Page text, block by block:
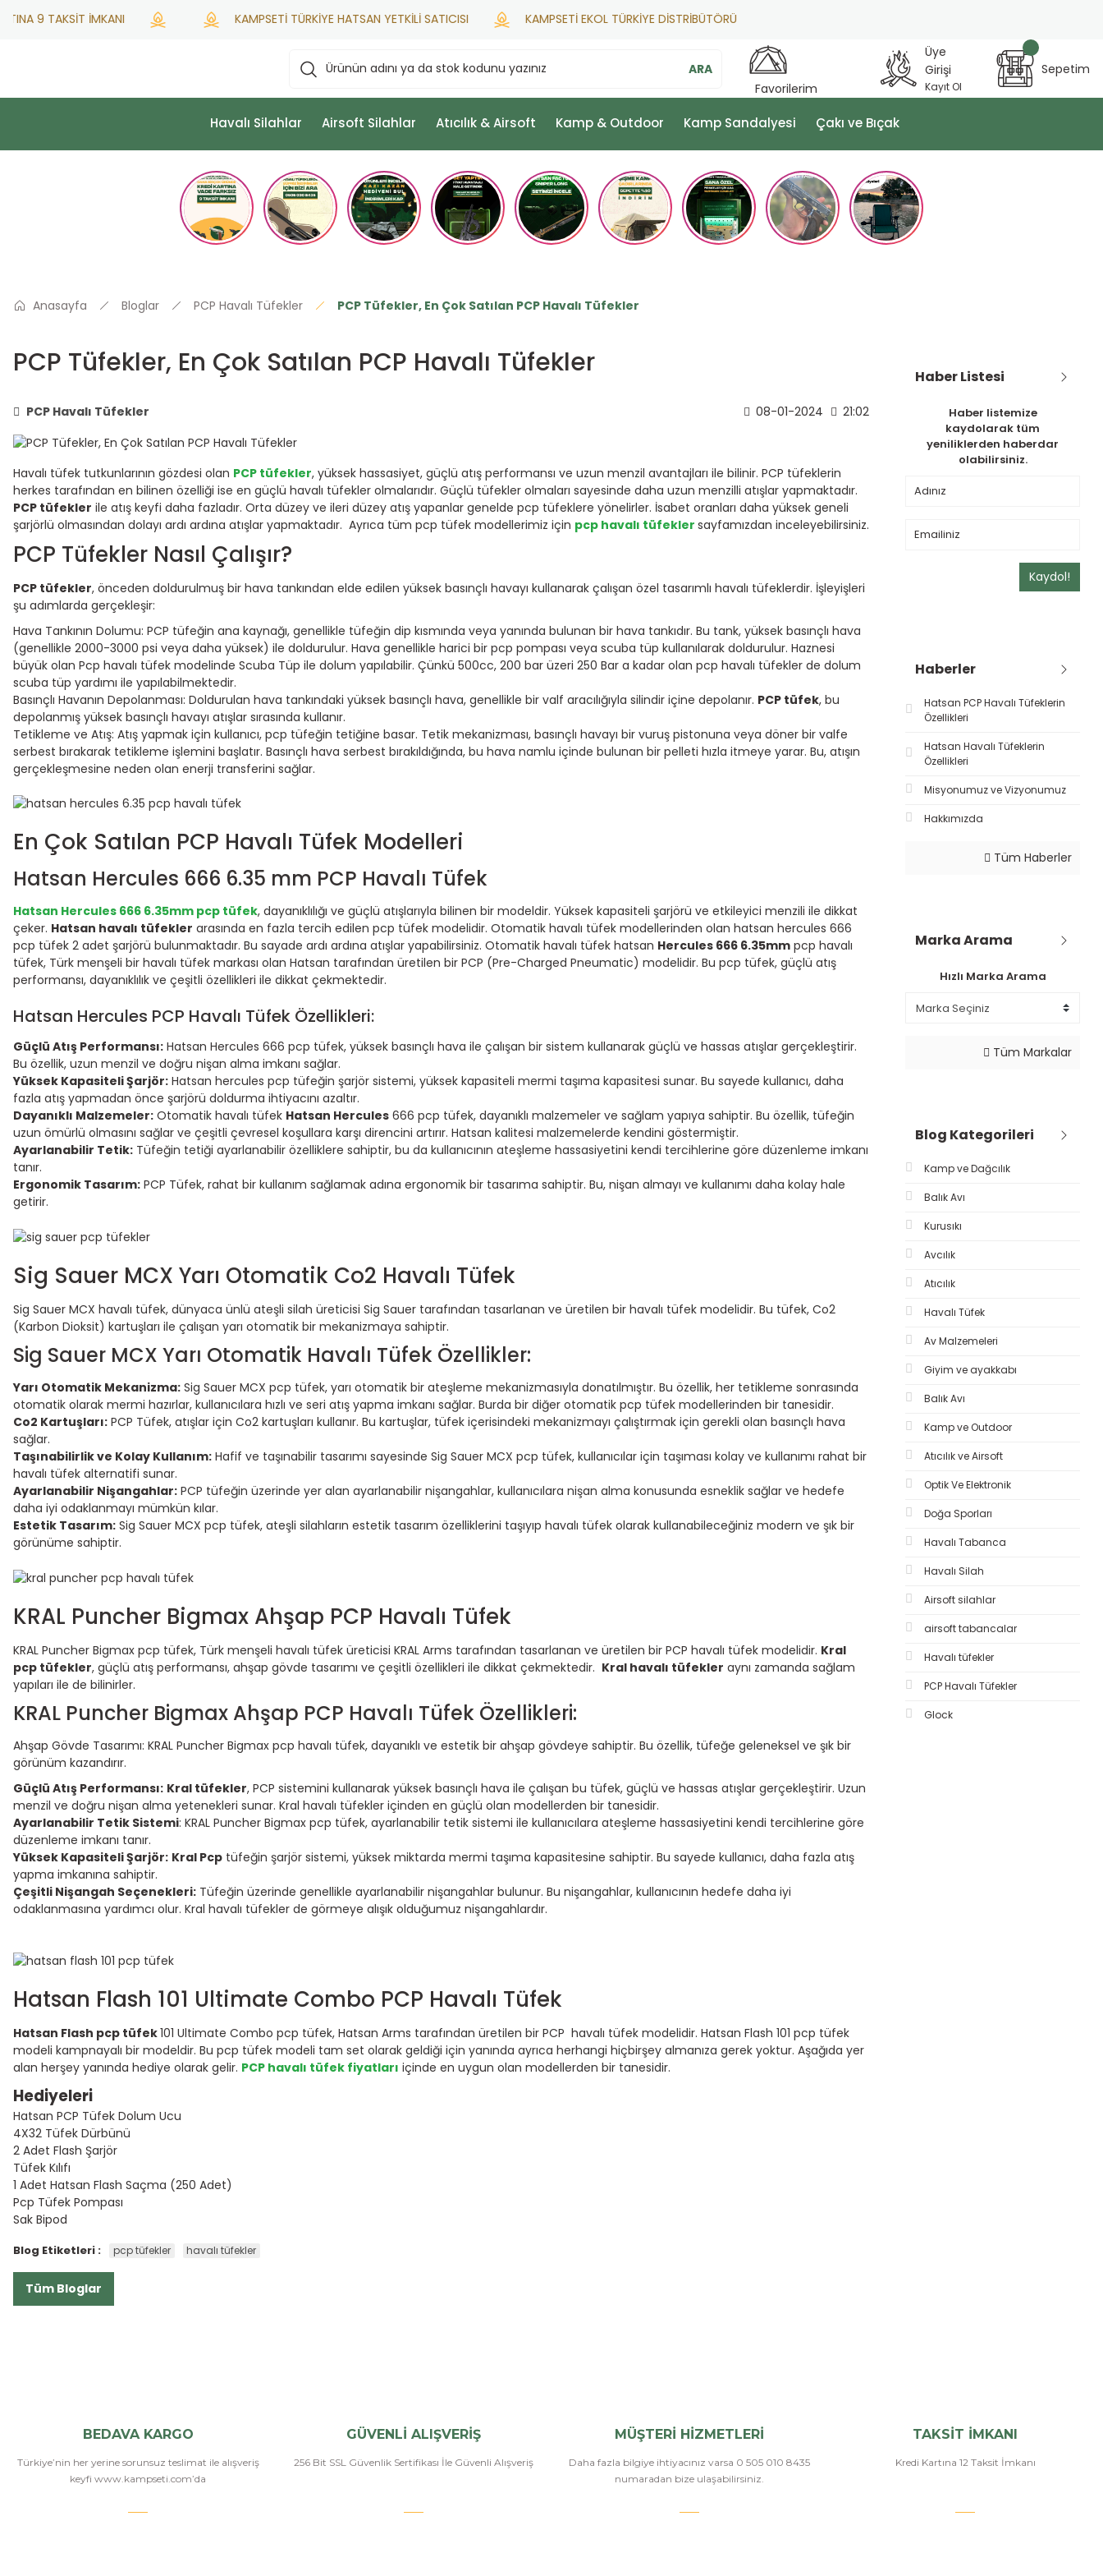
TAKSİT İMKANI KAMPSETİ TÜRKİYE HATSAN YETKİLİ SATICISI KAMPSETİ EKOL TÜRKİYE DİSTRİBÜTÖRÜ
ARA
Favorilerim
Üye
Girişi
Kayıt Ol
Sepetim
Havalı Silahlar Airsoft Silahlar Atıcılık & Airsoft Kamp & Outdoor Kamp Sandalyesi Çakı ve Bıçak
Anasayfa Bloglar PCP Havalı Tüfekler PCP Tüfekler, En Çok Satılan PCP Havalı Tüfekler
PCP Tüfekler, En Çok Satılan PCP Havalı Tüfekler
PCP Havalı Tüfekler 08-01-2024 21:02
Havalı tüfek tutkunlarının gözdesi olan PCP tüfekler, yüksek hassasiyet, güçlü atış performansı ve uzun menzil avantajları ile bilinir. PCP tüfeklerin
herkes tarafından en bilinen özelliği ise en güçlü havalı tüfekler olmalarıdır. Güçlü tüfekler olmaları sayesinde daha uzun menzilli atışlar yapmaktadır.
PCP tüfekler ile atış keyfi daha fazladır. Orta düzey ve ileri düzey atış yapanlar genelde pcp tüfeklere yönelirler. İsabet oranları daha yüksek geneli
şarjörlü olmasından dolayı ardı ardına atışlar yapmaktadır. Ayrıca tüm pcp tüfek modellerimiz için pcp havalı tüfekler sayfamızdan inceleyebilirsiniz.
PCP Tüfekler Nasıl Çalışır?
PCP tüfekler, önceden doldurulmuş bir hava tankından elde edilen yüksek basınçlı havayı kullanarak çalışan özel tasarımlı havalı tüfeklerdir. İşleyişleri
şu adımlarda gerçekleşir:
Hava Tankının Dolumu: PCP tüfeğin ana kaynağı, genellikle tüfeğin dip kısmında veya yanında bulunan bir hava tankıdır. Bu tank, yüksek basınçlı hava
(genellikle 2000-3000 psi veya daha yüksek) ile doldurulur. Hava genellikle harici bir pcp pompası veya scuba tüp kullanılarak doldurulur. Haznesi
büyük olan Pcp havalı tüfek modelinde Scuba Tüp ile dolum yapılabilir. Çünkü 500cc, 200 bar üzeri 250 Bar a kadar olan pcp havalı tüfekler de dolum
scuba tüp yardımı ile yapılabilmektedir.
Basınçlı Havanın Depolanması: Doldurulan hava tankındaki yüksek basınçlı hava, genellikle bir valf aracılığıyla silindir içine depolanır. PCP tüfek, bu
depolanmış yüksek basınçlı havayı atışlar sırasında kullanır.
Tetikleme ve Atış: Atış yapmak için kullanıcı, pcp tüfeğin tetiğine basar. Tetik mekanizması, basınçlı havayı bir vuruş pistonuna veya döner bir valfe
serbest bırakarak tetikleme işlemini başlatır. Basınçlı hava serbest bırakıldığında, bu hava namlu içinde bulunan bir pelleti hızla itmeye yarar. Bu, atışın
gerçekleşmesine neden olan enerji transferini sağlar.
En Çok Satılan PCP Havalı Tüfek Modelleri
Hatsan Hercules 666 6.35 mm PCP Havalı Tüfek
Hatsan Hercules 666 6.35mm pcp tüfek, dayanıklılığı ve güçlü atışlarıyla bilinen bir modeldir. Yüksek kapasiteli şarjörü ve etkileyici menzili ile dikkat
çeker. Hatsan havalı tüfekler arasında en fazla tercih edilen pcp tüfek modelidir. Otomatik havalı tüfek modellerinden olan hatsan hercules 666
pcp tüfek 2 adet şarjörü bulunmaktadır. Bu sayade ardı ardına atışlar yapabilirsiniz. Otomatik havalı tüfek hatsan Hercules 666 6.35mm pcp havalı
tüfek, Türk menşeli bir havalı tüfek markası olan Hatsan tarafından üretilen bir PCP (Pre-Charged Pneumatic) modelidir. Bu pcp tüfek, güçlü atış
performansı, dayanıklılık ve çeşitli özellikleri ile dikkat çekmektedir.
Hatsan Hercules PCP Havalı Tüfek Özellikleri:
Güçlü Atış Performansı: Hatsan Hercules 666 pcp tüfek, yüksek basınçlı hava ile çalışan bir sistem kullanarak güçlü ve hassas atışlar gerçekleştirir.
Bu özellik, uzun menzil ve doğru nişan alma imkanı sağlar.
Yüksek Kapasiteli Şarjör: Hatsan hercules pcp tüfeğin şarjör sistemi, yüksek kapasiteli mermi taşıma kapasitesi sunar. Bu sayede kullanıcı, daha
fazla atış yapmadan önce şarjörü doldurma ihtiyacını azaltır.
Dayanıklı Malzemeler: Otomatik havalı tüfek Hatsan Hercules 666 pcp tüfek, dayanıklı malzemeler ve sağlam yapıya sahiptir. Bu özellik, tüfeğin
uzun ömürlü olmasını sağlar ve çeşitli çevresel koşullara karşı direncini artırır. Hatsan kalitesi malzemelerde kendini göstermiştir.
Ayarlanabilir Tetik: Tüfeğin tetiği ayarlanabilir özelliklere sahiptir, bu da kullanıcının ateşleme hassasiyetini kendi tercihlerine göre düzenleme imkanı
tanır.
Ergonomik Tasarım: PCP Tüfek, rahat bir kullanım sağlamak adına ergonomik bir tasarıma sahiptir. Bu, nişan almayı ve kullanımı daha kolay hale
getirir.
Sig Sauer MCX Yarı Otomatik Co2 Havalı Tüfek
Sig Sauer MCX havalı tüfek, dünyaca ünlü ateşli silah üreticisi Sig Sauer tarafından tasarlanan ve üretilen bir havalı tüfek modelidir. Bu tüfek, Co2
(Karbon Dioksit) kartuşları ile çalışan yarı otomatik bir mekanizmaya sahiptir.
Sig Sauer MCX Yarı Otomatik Havalı Tüfek Özellikler:
Yarı Otomatik Mekanizma: Sig Sauer MCX pcp tüfek, yarı otomatik bir ateşleme mekanizmasıyla donatılmıştır. Bu özellik, her tetikleme sonrasında
otomatik olarak mermi hazırlar, kullanıcılara hızlı ve seri atış yapma imkanı sağlar. Burda bir diğer otomatik pcp tüfek modellerinden bir tanesidir.
Co2 Kartuşları: PCP Tüfek, atışlar için Co2 kartuşları kullanır. Bu kartuşlar, tüfek içerisindeki mekanizmayı çalıştırmak için gerekli olan basınçlı hava
sağlar.
Taşınabilirlik ve Kolay Kullanım: Hafif ve taşınabilir tasarımı sayesinde Sig Sauer MCX pcp tüfek, kullanıcılar için taşıması kolay ve kullanımı rahat bir
havalı tüfek alternatifi sunar.
Ayarlanabilir Nişangahlar: PCP tüfeğin üzerinde yer alan ayarlanabilir nişangahlar, kullanıcılara nişan alma konusunda esneklik sağlar ve hedefe
daha iyi odaklanmayı mümkün kılar.
Estetik Tasarım: Sig Sauer MCX pcp tüfek, ateşli silahların estetik tasarım özelliklerini taşıyıp havalı tüfek olarak kullanabileceğiniz modern ve şık bir
görünüme sahiptir.
KRAL Puncher Bigmax Ahşap PCP Havalı Tüfek
KRAL Puncher Bigmax pcp tüfek, Türk menşeli havalı tüfek üreticisi KRAL Arms tarafından tasarlanan ve üretilen bir PCP havalı tüfek modelidir. Kral
pcp tüfekler, güçlü atış performansı, ahşap gövde tasarımı ve çeşitli özellikleri ile dikkat çekmektedir. Kral havalı tüfekler aynı zamanda sağlam
yapıları ile de bilinirler.
KRAL Puncher Bigmax Ahşap PCP Havalı Tüfek Özellikleri:
Ahşap Gövde Tasarımı: KRAL Puncher Bigmax pcp havalı tüfek, dayanıklı ve estetik bir ahşap gövdeye sahiptir. Bu özellik, tüfeğe geleneksel ve şık bir
görünüm kazandırır.
Güçlü Atış Performansı: Kral tüfekler, PCP sistemini kullanarak yüksek basınçlı hava ile çalışan bu tüfek, güçlü ve hassas atışlar gerçekleştirir. Uzun
menzil ve doğru nişan alma yetenekleri sunar. Kral havalı tüfekler içinden en güçlü olan modellerden bir tanesidir.
Ayarlanabilir Tetik Sistemi: KRAL Puncher Bigmax pcp tüfek, ayarlanabilir tetik sistemi ile kullanıcılara ateşleme hassasiyetini kendi tercihlerine göre
düzenleme imkanı tanır.
Yüksek Kapasiteli Şarjör: Kral Pcp tüfeğin şarjör sistemi, yüksek miktarda mermi taşıma kapasitesine sahiptir. Bu sayede kullanıcı, daha fazla atış
yapma imkanına sahiptir.
Çeşitli Nişangah Seçenekleri: Tüfeğin üzerinde genellikle ayarlanabilir nişangahlar bulunur. Bu nişangahlar, kullanıcının hedefe daha iyi
odaklanmasına yardımcı olur. Kral havalı tüfekler de görmeye alışık olduğumuz nişangahlardır.
Hatsan Flash 101 Ultimate Combo PCP Havalı Tüfek
Hatsan Flash pcp tüfek101 Ultimate Combo pcp tüfek, Hatsan Arms tarafından üretilen bir PCP havalı tüfek modelidir. Hatsan Flash 101 pcp tüfek
modeli kampnayalı bir modeldir. Bu pcp tüfek modeli tam set olarak geldiği için yanında ayrıca herhangi hiçbirşey almanıza gerek yoktur. Aşağıda yer
alan herşey yanında hediye olarak gelir. PCP havalı tüfek fiyatları içinde en uygun olan modellerden bir tanesidir.
Hediyeleri
Hatsan PCP Tüfek Dolum Ucu
4X32 Tüfek Dürbünü
2 Adet Flash Şarjör
Tüfek Kılıfı
1 Adet Hatsan Flash Saçma (250 Adet)
Pcp Tüfek Pompası
Sak Bipod
Blog Etiketleri : pcp tüfekler havalı tüfekler
Tüm Bloglar
Haber Listesi
Haber listemize
kaydolarak tüm
yeniliklerden haberdar
olabilirsiniz.
Kaydol!
Haberler
Hatsan PCP Havalı Tüfeklerin
Özellikleri
Hatsan Havalı Tüfeklerin
Özellikleri
Misyonumuz ve Vizyonumuz
Hakkımızda
Tüm Haberler
Marka Arama
Hızlı Marka Arama
Tüm Markalar
Blog Kategorileri
Kamp ve Dağcılık
Balık Avı
Kurusıkı
Avcılık
Atıcılık
Havalı Tüfek
Av Malzemeleri
Giyim ve ayakkabı
Balık Avı
Kamp ve Outdoor
Atıcılık ve Airsoft
Optik Ve Elektronik
Doğa Sporları
Havalı Tabanca
Havalı Silah
Airsoft silahlar
airsoft tabancalar
Havalı tüfekler
PCP Havalı Tüfekler
Glock
BEDAVA KARGO
Türkiye’nin her yerine sorunsuz teslimat ile alışveriş
keyfi www.kampseti.com’da
GÜVENLİ ALIŞVERİŞ
256 Bit SSL Güvenlik Sertifikası İle Güvenli Alışveriş
MÜŞTERİ HİZMETLERİ
Daha fazla bilgiye ihtiyacınız varsa 0 505 010 8435
numaradan bize ulaşabilirsiniz.
TAKSİT İMKANI
Kredi Kartına 12 Taksit İmkanı